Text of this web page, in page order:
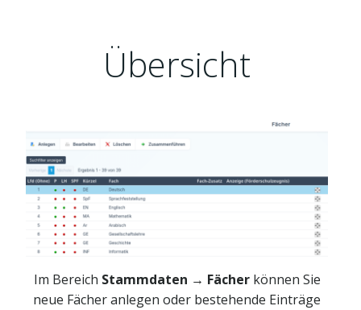
Übersicht
Im Bereich Stammdaten → Fächerkönnen Sie
neue Fächer anlegen oder bestehende Einträge